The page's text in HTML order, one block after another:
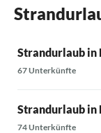
Strandurlaub in
67 Unterkünfte
Strandurlaub in
74 Unterkünfte